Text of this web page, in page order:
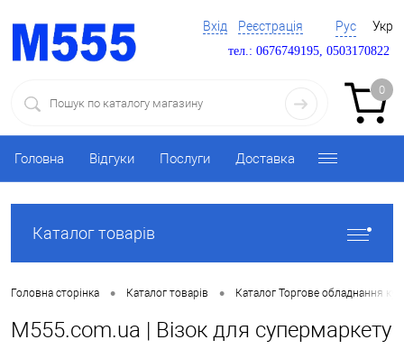
Вхід Реєстрація Рус Укр
тел.: 0676749195, 0503170822
0
Головна Відгуки Послуги Доставка
Каталог товарів
Головна сторінка • Каталог товарів • Каталог Торгове обладнання
M555.com.ua | Візок для супермаркету